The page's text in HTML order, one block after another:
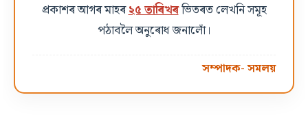
প্ৰকাশৰ আগৰ মাহৰ২৫ তাৰিখৰভিতৰত লেখনি সমূহ
পঠাবলৈ অনুৰোধ জনালোঁ।
সম্পাদক- সমলয়